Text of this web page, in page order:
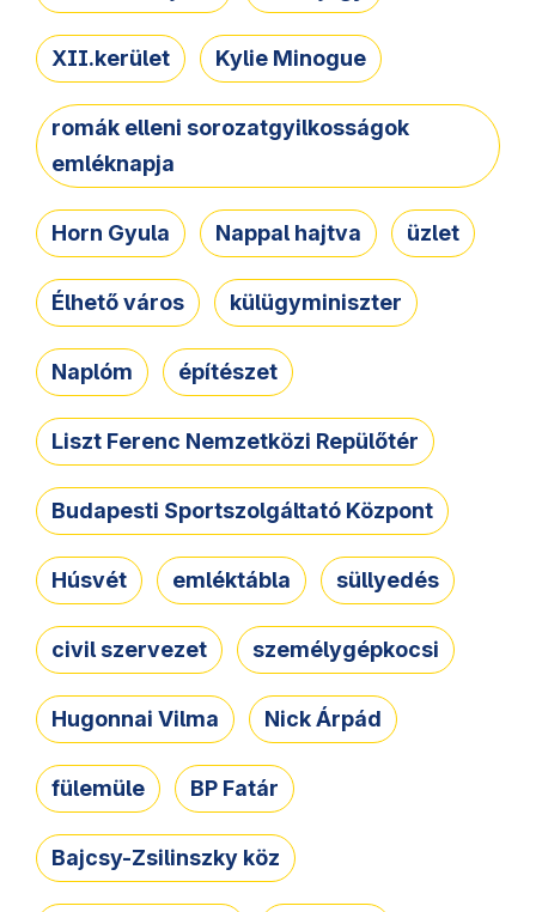
XII.kerület Kylie Minogue
romák elleni sorozatgyilkosságok
emléknapja
Horn Gyula Nappal hajtva üzlet
Élhető város külügyminiszter
Naplóm építészet
Liszt Ferenc Nemzetközi Repülőtér
Budapesti Sportszolgáltató Központ
Húsvét emléktábla süllyedés
civil szervezet személygépkocsi
Hugonnai Vilma Nick Árpád
fülemüle BP Fatár
Bajcsy-Zsilinszky köz